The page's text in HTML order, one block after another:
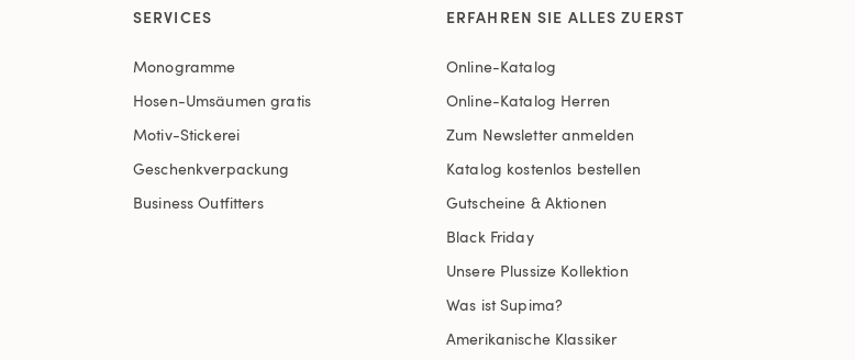
SERVICES
Monogramme
Hosen-Umsäumen gratis
Motiv-Stickerei
Geschenkverpackung
Business Outfitters
ERFAHREN SIE ALLES ZUERST
Online-Katalog
Online-Katalog Herren
Zum Newsletter anmelden
Katalog kostenlos bestellen
Gutscheine & Aktionen
Black Friday
Unsere Plussize Kollektion
Was ist Supima?
Amerikanische Klassiker